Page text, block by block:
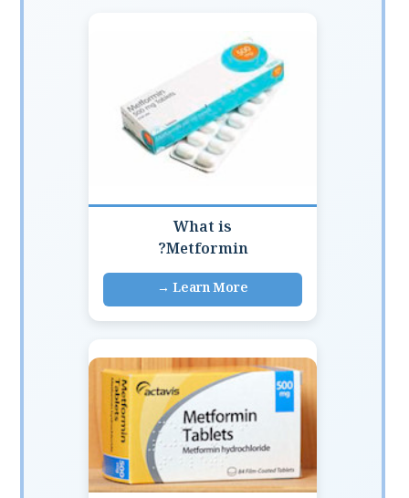
What is
Metformin?